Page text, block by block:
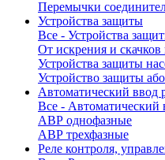
Перемычки
Устройства защиты
Все - Устройства
От искрения и
Устройства защиты
Устройство защиты
Автоматический ввод
Все - Автоматический
АВР однофазные
АВР трехфазные
Реле контроля,